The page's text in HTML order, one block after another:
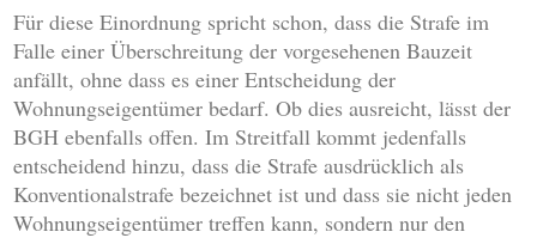
Für diese Einordnung spricht schon, dass die Strafe im
Falle einer Überschreitung der vorgesehenen Bauzeit
anfällt, ohne dass es einer Entscheidung der
Wohnungseigentümer bedarf. Ob dies ausreicht, lässt der
BGH ebenfalls offen. Im Streitfall kommt jedenfalls
entscheidend hinzu, dass die Strafe ausdrücklich als
Konventionalstrafe bezeichnet ist und dass sie nicht jeden
Wohnungseigentümer treffen kann, sondern nur den